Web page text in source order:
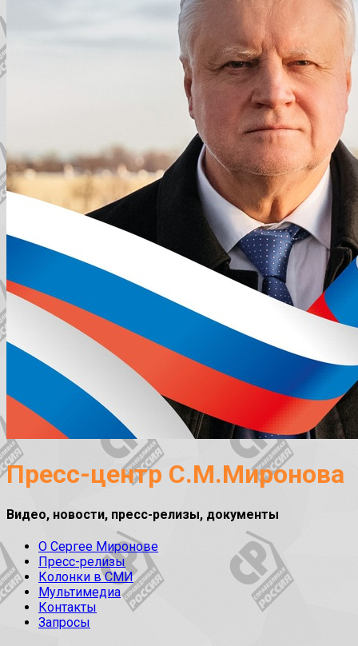
Пресс-центр С.М.Миронова
Видео, новости, пресс-релизы, документы
О Сергее Миронове
Пресс-релизы
Колонки в СМИ
Мультимедиа
Контакты
Запросы